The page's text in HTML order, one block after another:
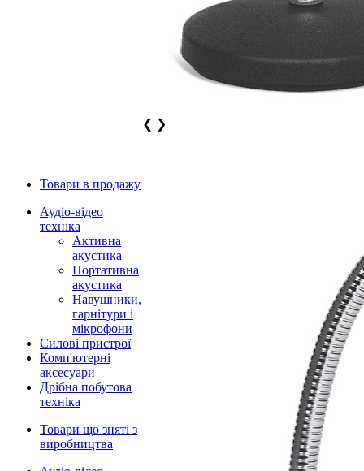
Товари в продажу
Аудіо-відео
техніка
Активна
акустика
Портативна
акустика
Навушники,
гарнітури і
мікрофони
Силові пристрої
Комп'ютерні
аксесуари
Дрібна побутова
техніка
Товари що зняті з
виробництва
❮ ❯